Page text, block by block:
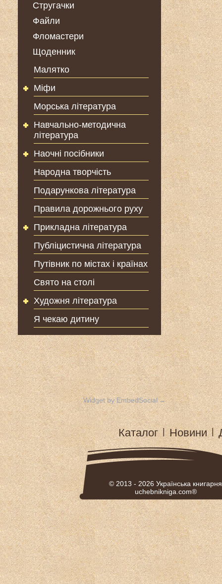
Стругачки
Файли
Фломастери
Щоденник
Малятко
Міфи
Морська література
Навчально-методична
література
Наочні посібники
Народна творчість
Подарункова література
Правила дорожнього руху
Прикладна література
Публіцистична література
Путівник по містах і країнах
Свято на столі
Художня література
Я чекаю дитину
Widget by EmbedSocial →
Каталог Новини |
© 2013 - 2026 Українська книгарня
uchebnikniga.com®